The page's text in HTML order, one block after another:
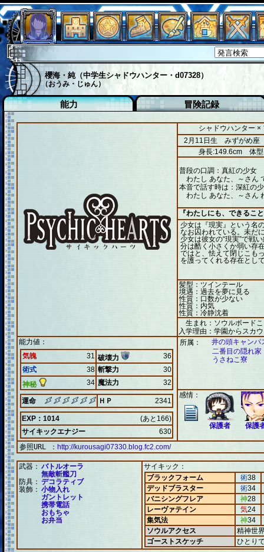
櫻海・純（中学生シャドウハンター・d07328）
（おうみ・じゅん）
能力 冒険記録
シャドウハンター ×
2月11日生 みずがめ座
身長:149.6cm 体型
普段の口調：真紅の少女
わたし あなた、～さん
本音で話す時は：深紅の
わたし あなた、～さん
『わたしにも、できる
少女は『現実』という
なお囚われている。未だ
少女は彼女の“現実”で戦
分は酷く小さくか弱い存
ではと、怯えて閉じこも
を護ってくれる存在とし
髪型：ツインテール
境遇：過去を夢に見る
性質：口数が少ない
性質：内気
性質：冷静沈着
生まれ：ソウルボード
入学理由：学園からスカ
能力値：
気魄
31 破壊力
36
術式
38 斬撃力
30
神秘
34 魔法力 32
運命 ＨＰ 2341
EXP：1014
(あと166)
サイキックエナジー
630
所属：
井の頭キャン
二番目の隠れ家
うさねこ寮
感情：
保護者 保護
参照URL ： http://kurousagi07330.blog.fc2.com/
武器： バトルオーラ
無敵斬艦刀
防具： デコラティブ
装飾： 小物入れ
ガントレット
携帯電話
おもちゃ
お弁当
サイキック：
ブラックフォーム
術38
デッドブラスター
術34
バニシングフレア
神28
レーヴァテイン
気24
集気法
神34
ソウルアクセス
精神世
ゴーストスケッチ
ひとり